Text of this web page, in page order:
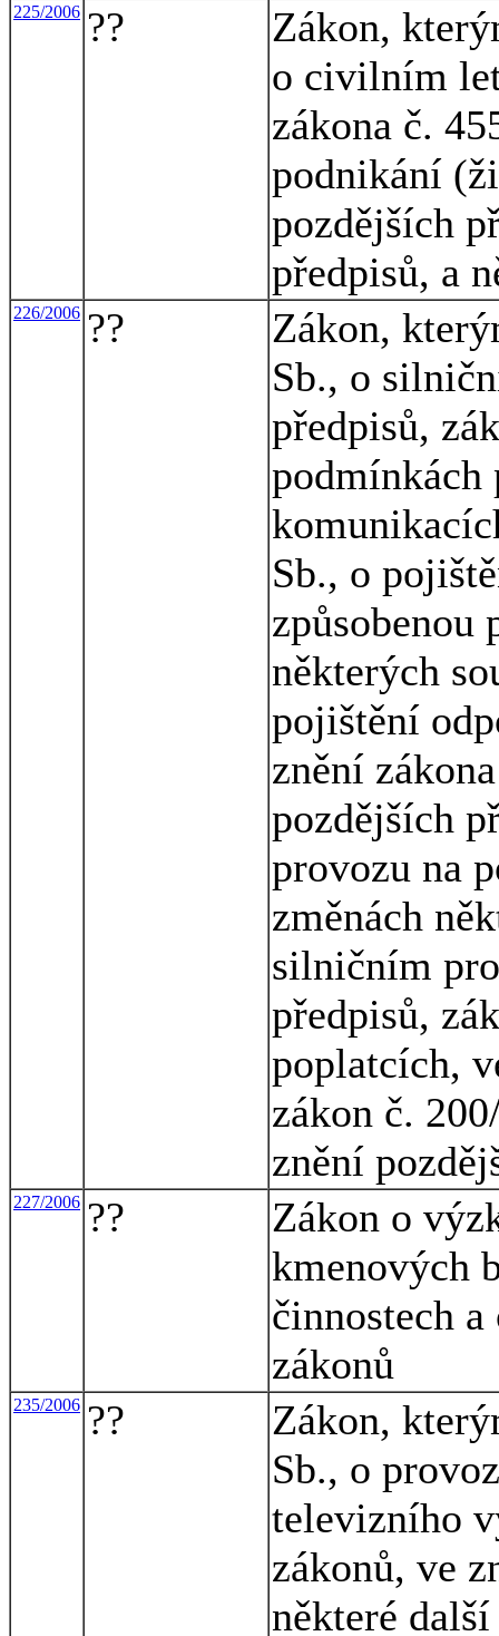
225/2006 ??
Zákon,
o civilním
zákona č.
podnikání
pozdějších
předpisů, a
226/2006 ??
Zákon,
Sb., o
předpisů,
podmínkách
Sb., o
způsobenou
některých
pojištění
znění
pozdějších
provozu na
změnách
silničním
předpisů,
poplatcích,
zákon č.
znění
227/2006 ??
Zákon o
kmenových
činnostech
zákonů
235/2006 ??
Zákon,
Sb., o
televizního
zákonů, ve
některé